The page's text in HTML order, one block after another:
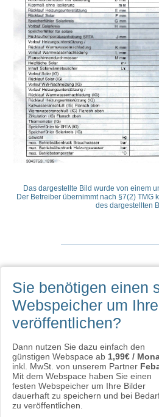
Das dargestellte Bild wurde von einem
Der Betreiber übernimmt nach §7(2) TMG
des dargestellten
Sie benötigen einen
Webspeicher um
veröffentlichen?
Dann nutzen Sie dazu einfach den
günstigen Webspace ab 1,99€ /
inkl. MwSt. von unserem Partner
Mit dem Webspace haben Sie einen
festen Webspeicher um Ihre Bilder
dauerhaft zu speichern und bei
zu veröffentlichen.